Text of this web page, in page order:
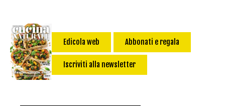
Edicola web Abbonati e regala
Iscriviti alla newsletter